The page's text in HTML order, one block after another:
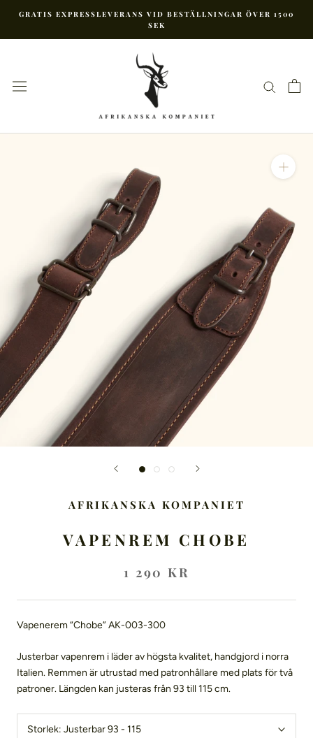
innehåll
GRATIS EXPRESSLEVERANS VID BESTÄLLNINGAR ÖVER 1500
SEK
AFRIKANSKA KOMPANIET
VAPENREM CHOBE
1 290 KR
Vapenerem “Chobe” AK-003-300
Justerbar vapenrem i läder av högsta kvalitet, handgjord i norra
Italien. Remmen är utrustad med patronhållare med plats för två
patroner. Längden kan justeras från 93 till 115 cm.
Storlek: Justerbar 93 - 115